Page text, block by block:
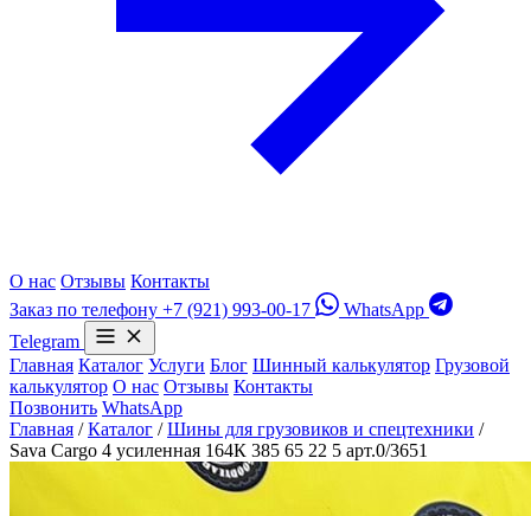
О нас Отзывы Контакты
Заказ по телефону +7 (921) 993-00-17
WhatsApp
Telegram
Главная Каталог Услуги Блог Шинный калькулятор Грузовой
калькулятор О нас Отзывы Контакты
Позвонить WhatsApp
Главная / Каталог / Шины для грузовиков и спецтехники /
Sava Cargo 4 усиленная 164К 385 65 22 5 арт.0/3651